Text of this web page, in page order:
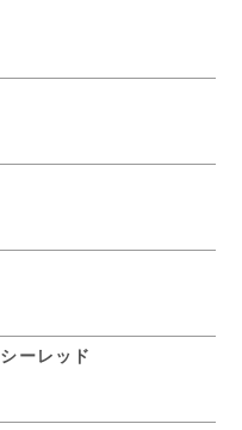
ーレッド